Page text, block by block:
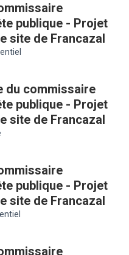
publique - Projet
site de Francazal
du commissaire
publique - Projet
site de Francazal
publique - Projet
site de Francazal